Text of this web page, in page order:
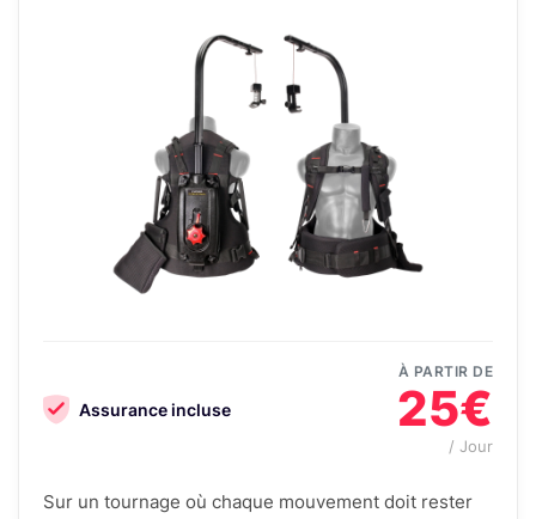
Assurance incluse
À PARTIR DE
25€
/ Jour
Sur un tournage où chaque mouvement doit rester